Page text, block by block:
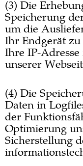
(3) Die
Speicherung
um die
Ihr Endgerät
Ihre IP-Adresse
unserer
(4) Die
Daten in
der
Optimierung
Sicherstellung